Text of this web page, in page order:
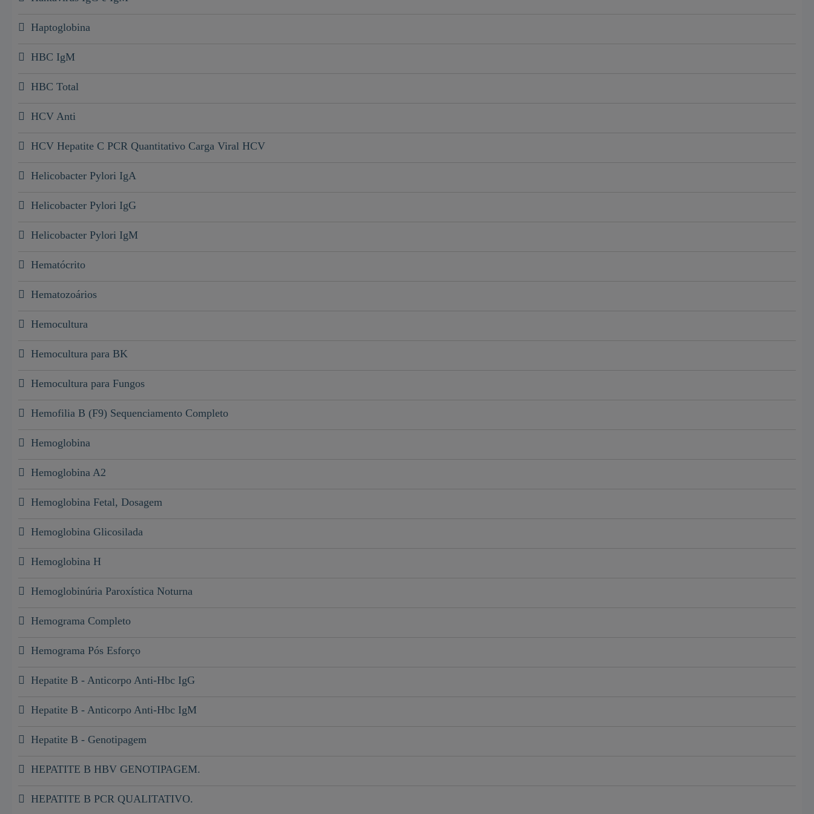
Haptoglobina
HBC IgM
HBC Total
HCV Anti
HCV Hepatite C PCR Quantitativo Carga Viral HCV
Helicobacter Pylori IgA
Helicobacter Pylori IgG
Helicobacter Pylori IgM
Hematócrito
Hematozoários
Hemocultura
Hemocultura para BK
Hemocultura para Fungos
Hemofilia B (F9) Sequenciamento Completo
Hemoglobina
Hemoglobina A2
Hemoglobina Fetal, Dosagem
Hemoglobina Glicosilada
Hemoglobina H
Hemoglobinúria Paroxística Noturna
Hemograma Completo
Hemograma Pós Esforço
Hepatite B - Anticorpo Anti-Hbc IgG
Hepatite B - Anticorpo Anti-Hbc IgM
Hepatite B - Genotipagem
HEPATITE B HBV GENOTIPAGEM.
HEPATITE B PCR QUALITATIVO.